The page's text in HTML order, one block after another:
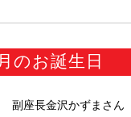
のお誕生日
副座長金沢かずま さん